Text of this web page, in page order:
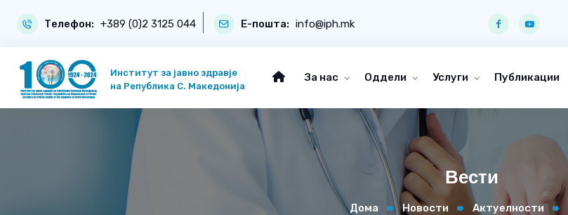
Телефон: +389 (0)2 3125 044 Е-пошта: info@iph.mk
Институт за јавно здравје
на Република С. Македонија
За нас Оддели Услуги Публикации
Вести
Дома Новости Актуелности